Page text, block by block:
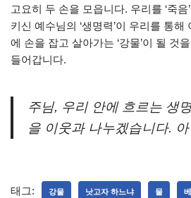
고요히 두 손을 모읍니다. 우리를 ‘죽음
키신 예수님의 ‘생명력’이 우리를 통
에 손을 잡고 살아가는 ‘강물’이 될 것
들어갑니다.
주님, 우리 안에 흐르는 생
을 이웃과 나누겠습니다. 아
태그: 강물 낫고자 하느냐 물